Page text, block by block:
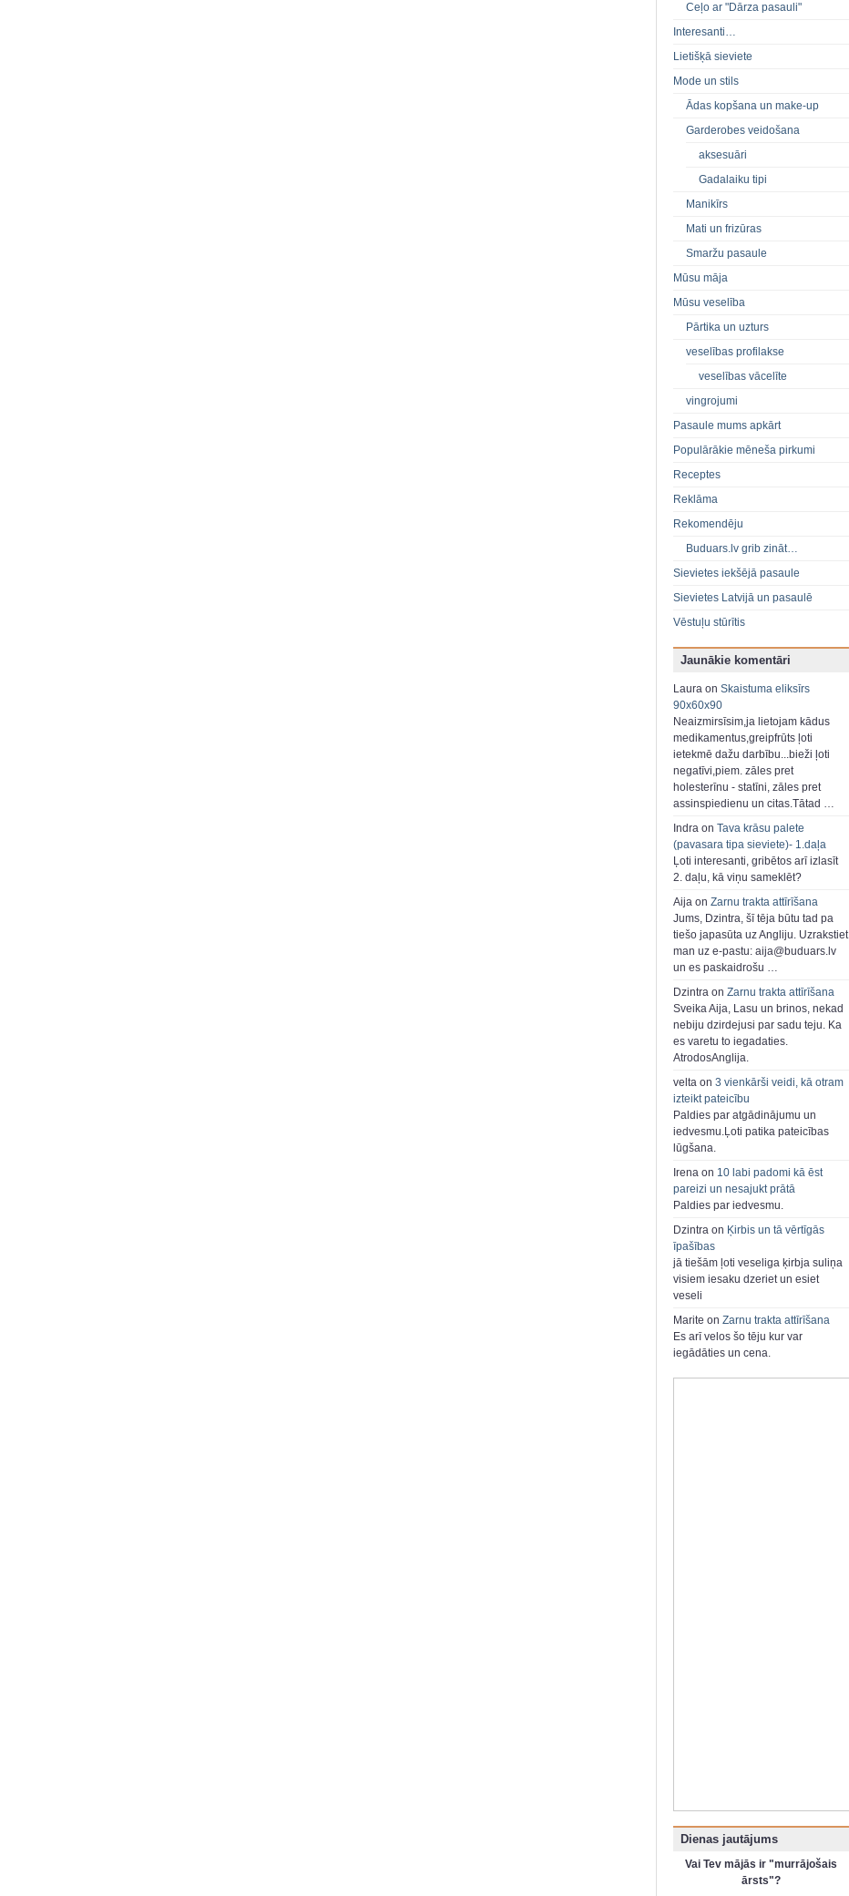
Ceļo ar "Dārza pasauli"
Interesanti…
Lietišķā sieviete
Mode un stils
Ādas kopšana un make-up
Garderobes veidošana
aksesuāri
Gadalaiku tipi
Manikīrs
Mati un frizūras
Smaržu pasaule
Mūsu māja
Mūsu veselība
Pārtika un uzturs
veselības profilakse
veselības vācelīte
vingrojumi
Pasaule mums apkārt
Populārākie mēneša pirkumi
Receptes
Reklāma
Rekomendēju
Buduars.lv grib zināt…
Sievietes iekšējā pasaule
Sievietes Latvijā un pasaulē
Vēstuļu stūrītis
Jaunākie komentāri
Laura on Skaistuma eliksīrs
90x60x90
Neaizmirsīsim,ja lietojam kādus
medikamentus,greipfrūts ļoti
ietekmē dažu darbību...bieži ļoti
negatīvi,piem. zāles pret
holesterīnu - statīni, zāles pret
assinspiedienu un citas.Tātad …
Indra on Tava krāsu palete
(pavasara tipa sieviete)- 1.daļa
Ļoti interesanti, gribētos arī izlasīt
2. daļu, kā viņu sameklēt?
Aija on Zarnu trakta attīrīšana
Jums, Dzintra, šī tēja būtu tad pa
tiešo japasūta uz Angliju. Uzrakstiet
man uz e-pastu: aija@buduars.lv
un es paskaidrošu …
Dzintra on Zarnu trakta attīrīšana
Sveika Aija, Lasu un brinos, nekad
nebiju dzirdejusi par sadu teju. Ka
es varetu to iegadaties.
AtrodosAnglija.
velta on 3 vienkārši veidi, kā otram
izteikt pateicību
Paldies par atgādinājumu un
iedvesmu.Ļoti patika pateicības
lūgšana.
Irena on 10 labi padomi kā ēst
pareizi un nesajukt prātā
Paldies par iedvesmu.
Dzintra on Ķirbis un tā vērtīgās
īpašības
jā tiešām ļoti veseliga ķirbja suliņa
visiem iesaku dzeriet un esiet
veseli
Marite on Zarnu trakta attīrīšana
Es arī velos šo tēju kur var
iegādāties un cena.
Dienas jautājums
Vai Tev mājās ir "murrājošais
ārsts"?